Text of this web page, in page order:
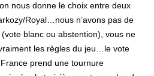
nous donne le choix entre deux
Royal…nous n’avons pas de
blanc ou abstention), vous ne
les règles du jeu…le vote
prend une tournure